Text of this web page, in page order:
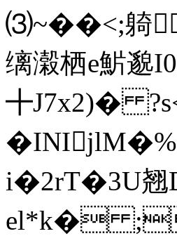
⑶~��<;躸
缡濲栖e魸
╋J7x2)� ?s<
i�2rT�3U翘
el*k�